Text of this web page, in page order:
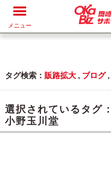
メニュー
タグ検索： 販路拡大 , ブログ,
選択されているタグ :
小野玉川堂